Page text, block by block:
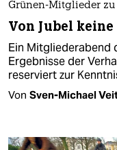
Grünen-Mitglieder
Von Jubel
Ein Mitgliederabend
Ergebnisse der
reserviert zur
Von Sven-Michael